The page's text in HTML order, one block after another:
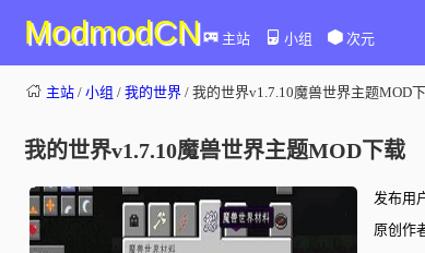
ModmodCN 主站 小组 次元
主站 / 小组 / 我的世界 / 我的世界v1.7.10魔兽世界主题MOD
我的世界v1.7.10魔兽世界主题MOD下载
发布用
原创作